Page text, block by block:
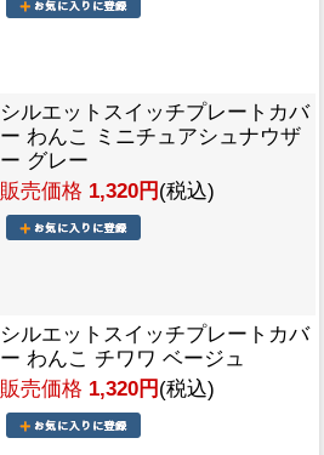
シルエットスイッチプレートカバ
ー わんこ ミニチュアシュナウザ
ー グレー
販売価格 1,320円 (税込)
シルエットスイッチプレートカバ
ー わんこ チワワ ベージュ
販売価格 1,320円 (税込)